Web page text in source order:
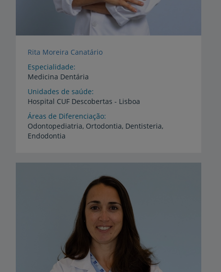
Rita Moreira Canatário
Especialidade
Medicina Dentária
Unidades de saúde
Hospital CUF Descobertas - Lisboa
Áreas de Diferenciação
Odontopediatria, Ortodontia, Dentisteria,
Endodontia